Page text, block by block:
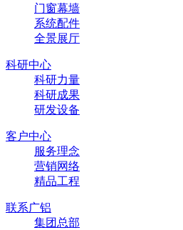
门窗幕墙
系统配件
全景展厅
科研中心
科研力量
科研成果
研发设备
客户中心
服务理念
营销网络
精品工程
联系广铝
集团总部